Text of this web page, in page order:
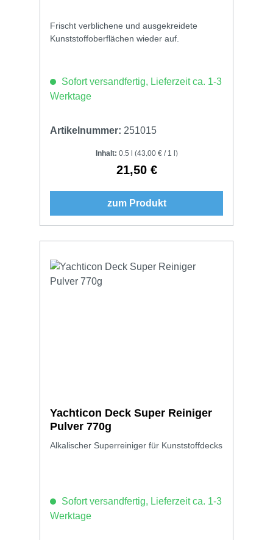
Frischt verblichene und ausgekreidete
Kunststoffoberflächen wieder auf.
Sofort versandfertig, Lieferzeit ca. 1-3
Werktage
Artikelnummer: 251015
Inhalt: 0.5 l (43,00 € / 1 l)
Regulärer Preis:
21,50 €
zum Produkt
Yachticon Deck Super Reiniger
Pulver 770g
Alkalischer Superreiniger für Kunststoffdecks
Sofort versandfertig, Lieferzeit ca. 1-3
Werktage